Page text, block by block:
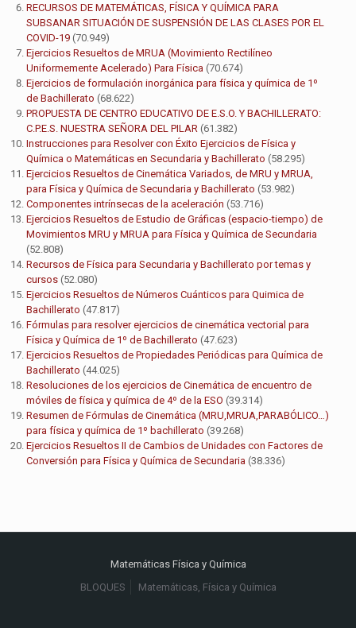
RECURSOS DE MATEMÁTICAS, FÍSICA Y QUÍMICA PARA
SUBSANAR SITUACIÓN DE SUSPENSIÓN DE LAS CLASES POR EL
COVID-19 (70.949)
Ejercicios Resueltos de MRUA (Movimiento Rectilíneo
Uniformemente Acelerado) Para Física (70.674)
Ejercicios de formulación inorgánica para física y química de 1º
de Bachillerato (68.622)
PROPUESTA DE CENTRO EDUCATIVO DE E.S.O. Y BACHILLERATO:
C.P.E.S. NUESTRA SEÑORA DEL PILAR (61.382)
Instrucciones para Resolver con Éxito Ejercicios de Física y
Química o Matemáticas en Secundaria y Bachillerato (58.295)
Ejercicios Resueltos de Cinemática Variados, de MRU y MRUA,
para Física y Química de Secundaria y Bachillerato (53.982)
Componentes intrínsecas de la aceleración (53.716)
Ejercicios Resueltos de Estudio de Gráficas (espacio-tiempo) de
Movimientos MRU y MRUA para Física y Química de Secundaria
(52.808)
Recursos de Física para Secundaria y Bachillerato por temas y
cursos (52.080)
Ejercicios Resueltos de Números Cuánticos para Quimica de
Bachillerato (47.817)
Fórmulas para resolver ejercicios de cinemática vectorial para
Física y Química de 1º de Bachillerato (47.623)
Ejercicios Resueltos de Propiedades Periódicas para Química de
Bachillerato (44.025)
Resoluciones de los ejercicios de Cinemática de encuentro de
móviles de física y química de 4º de la ESO (39.314)
Resumen de Fórmulas de Cinemática (MRU,MRUA,PARABÓLICO…)
para física y química de 1º bachillerato (39.268)
Ejercicios Resueltos II de Cambios de Unidades con Factores de
Conversión para Física y Química de Secundaria (38.336)
Matemáticas Física y Química
BLOQUES
Matemáticas, Física y Química